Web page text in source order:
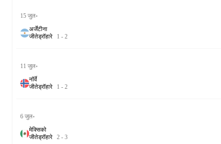
15 जुल॰
अर्जेंटीना
जीतेड्रॉहारे 1 - 2
11 जुल॰
नॉर्वे
जीतेड्रॉहारे 1 - 2
6 जुल॰
मेक्सिको
जीतेड्रॉहारे 2 - 3